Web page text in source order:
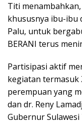
Titi
khususnya ibu-ibu
Palu, untuk
BERANI terus
Partisipasi aktif
kegiatan termasuk
perempuan yang
dan dr. Reny
Gubernur Sulawesi